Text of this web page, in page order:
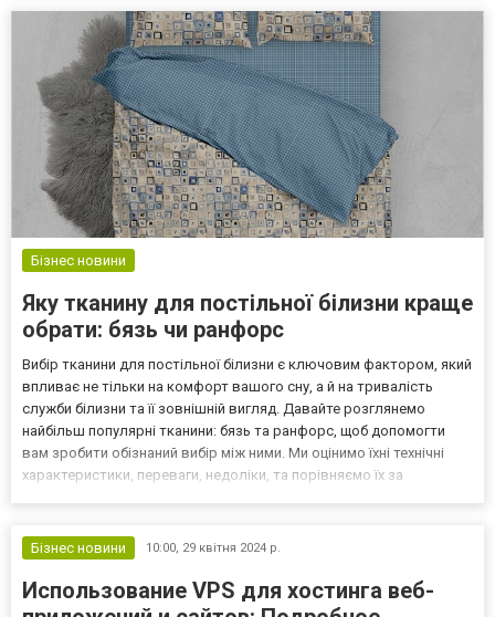
Бізнес новини
Яку тканину для постільної білизни краще
обрати: бязь чи ранфорс
Вибір тканини для постільної білизни є ключовим фактором, який
впливає не тільки на комфорт вашого сну, а й на тривалість
служби білизни та її зовнішній вигляд. Давайте розглянемо
найбільш популярні тканини: бязь та ранфорс, щоб допомогти
вам зробити обізнаний вибір між ними. Ми оцінимо їхні технічні
характеристики, переваги, недоліки, та порівняємо їх за
Бізнес новини
10:00, 29 квітня 2024 р.
Использование VPS для хостинга веб-